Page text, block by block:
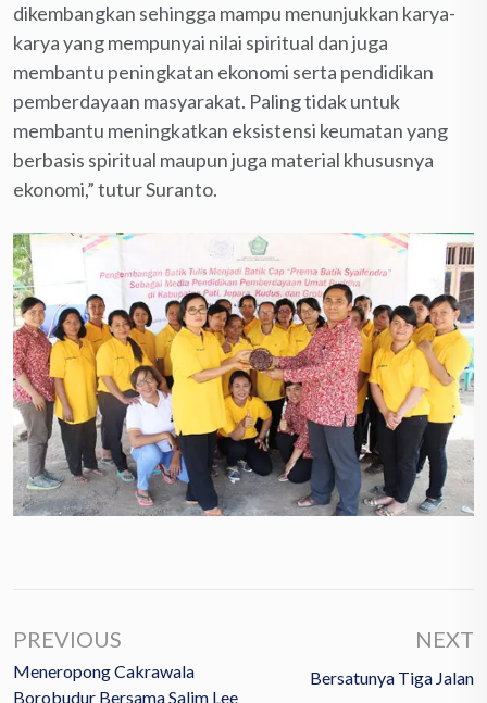
dikembangkan sehingga mampu menunjukkan karya-
karya yang mempunyai nilai spiritual dan juga
membantu peningkatan ekonomi serta pendidikan
pemberdayaan masyarakat. Paling tidak untuk
membantu meningkatkan eksistensi keumatan yang
berbasis spiritual maupun juga material khususnya
ekonomi,” tutur Suranto.
PREVIOUS
Meneropong Cakrawala
Borobudur Bersama Salim Lee
NEXT
Bersatunya Tiga Jalan